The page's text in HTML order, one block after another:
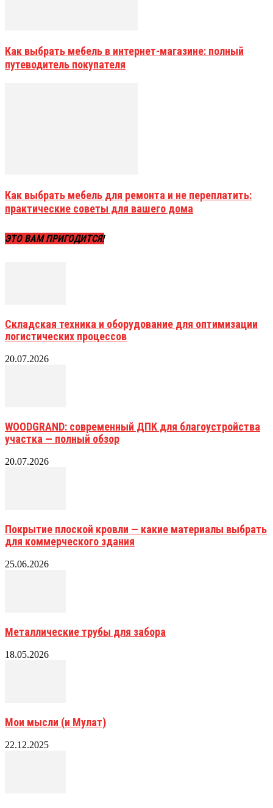
Как выбрать мебель в интернет-магазине: полный
путеводитель покупателя
Как выбрать мебель для ремонта и не переплатить:
практические советы для вашего дома
ЭТО ВАМ ПРИГОДИТСЯ!
Складская техника и оборудование для оптимизации
логистических процессов
20.07.2026
WOODGRAND: современный ДПК для благоустройства
участка — полный обзор
20.07.2026
Покрытие плоской кровли — какие материалы выбрать
для коммерческого здания
25.06.2026
Металлические трубы для забора
18.05.2026
Мои мысли (и Мулат)
22.12.2025